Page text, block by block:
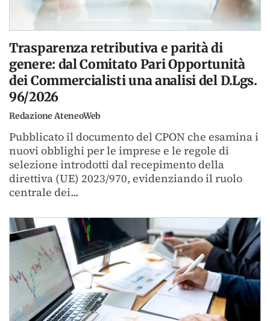
Trasparenza retributiva e parità di
genere: dal Comitato Pari Opportunità
dei Commercialisti una analisi del D.Lgs.
96/2026
Redazione AteneoWeb
Pubblicato il documento del CPON che esamina i
nuovi obblighi per le imprese e le regole di
selezione introdotti dal recepimento della
direttiva (UE) 2023/970, evidenziando il ruolo
centrale dei...